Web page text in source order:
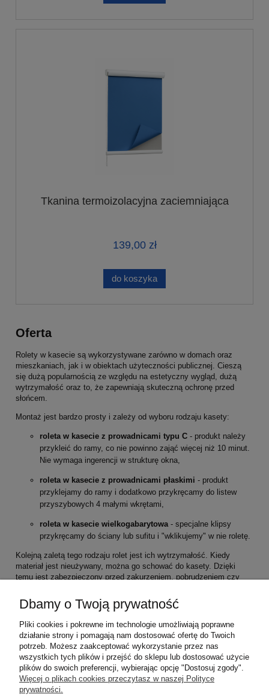
Tkanina termoizolacyjna zaciemniająca
139,00 zł
do koszyka
Oferta
Rolety w kasecie są wykorzystywane zarówno w domach oraz
mieszkaniach, jak i w obiektach użyteczności publicznej. Cieszą
się dużą popularnością ze względu na estetyczny wygląd, dużą
wytrzymałość oraz to, że zapewniają skuteczną ochronę przed
słońcem.
Montaż jest bardzo prosty i zależy od wyboru rodzaju kasety:
roleta w kasecie z prowadnicami typu C - produkt należy
przykleić do ramy, co nie powinno zająć więcej niż 10 minut.
Nie wymaga ingerencji w strukturę okna,
roleta w kasecie z prowadnicami płaskimi - produkt
przyklejamy do ramy i dodatkowo przykręcamy do listew
przyszybowych 4 małymi wkrętami,
roleta w kasecie wielkogabarytowa- specjalne klipsy
przykręcamy do ściany lub sufitu i "wklikujemy" w nie roletę.
Kolejną zaletą tego rodzaju rolet jest ich wytrzymałość. Kiedy
materiał jest nieużywany, można go schować do kasety. Dzięki
temu jest zabezpieczony przed zakurzeniem, pobrudzeniem czy
prowadnicami chronią one przed niekontrolowanymi ruchami, dzięki
czemu materiał się nie postrzępi. Te wszystkie cechy sprawiają, że
przeciętna żywotność rolet w kasecie jest dużo większa od
zwykłych rolet.
Zapraszamy do udanych zakupów!
Pomoc
Dbamy o Twoją prywatność
Pliki cookies i pokrewne im technologie umożliwiają poprawne
działanie strony i pomagają nam dostosować ofertę do Twoich
potrzeb. Możesz zaakceptować wykorzystanie przez nas
wszystkich tych plików i przejść do sklepu lub dostosować użycie
plików do swoich preferencji, wybierając opcję "Dostosuj zgody".
Więcej o plikach cookies przeczytasz w naszej Polityce
prywatności.